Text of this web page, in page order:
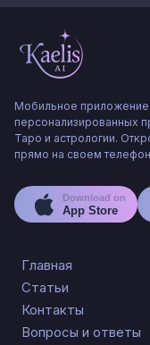
Мобильное приложение
персонализированных
Таро и астрологии.
прямо на своем
Download on
App Store
Главная
Статьи
Контакты
Вопросы и ответы